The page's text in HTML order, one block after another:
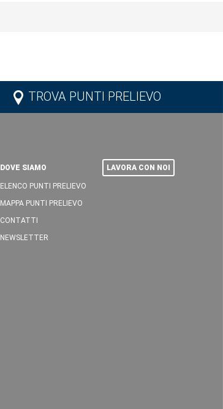
TROVA PUNTI PRELIEVO
DOVE SIAMO
ELENCO PUNTI PRELIEVO
MAPPA PUNTI PRELIEVO
CONTATTI
NEWSLETTER
LAVORA CON NOI